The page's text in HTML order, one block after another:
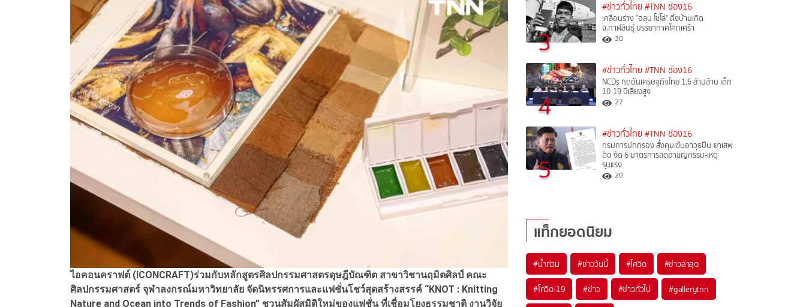
ไอคอนคราฟต์ (ICONCRAFT)ร่วมกับหลักสูตรศิลปกรรมศาสตรดุษฎีบัณฑิต สาขาวิชานฤมิตศิลป์ คณะ
ศิลปกรรมศาสตร์ จุฬาลงกรณ์มหาวิทยาลัย จัดนิทรรศการและแฟชั่นโชว์สุดสร้างสรรค์ “KNOT : Knitting
Nature and Ocean into Trends of Fashion” ชวนสัมผัสมิติใหม่ของแฟชั่น ที่เชื่อมโยงธรรมชาติ งานวิจัย
3
#ข่าวทั่วไทย #TNN ช่อง16
เคลื่อนร่าง "ฮลุน โซโล่" ถึงบ้านเกิด
จ.กาฬสินธุ์ บรรยากาศโศกเศร้า
30
4
#ข่าวทั่วไทย #TNN ช่อง16
NCDs กดดันเศรษฐกิจไทย 1.6 ล้านล้าน เด็ก
10-19 ปีเสี่ยงสูง
27
5
#ข่าวทั่วไทย #TNN ช่อง16
กรมการปกครอง สั่งคุมเข้มอาวุธปืน-ยาเสพ
ติด งัด 6 มาตรการลดอาชญกรรม-เหตุ
รุนแรง
20
แท็กยอดนิยม
#น้ำท่วม #ข่าววันนี้ #โควิด #ข่าวล่าสุด
#โควิด-19 #ข่าว #ข่าวทั่วไป #gallerytnn